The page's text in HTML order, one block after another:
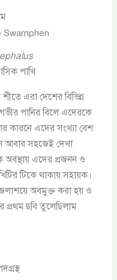
পাখি
এরা দেশের বিভিন্ন
পানির বিলে এদেরকে
কারনে এদের সংখ্যা বেশ
আবার সহজেই দেখা
অবস্থায় এদের প্রজনন ও
টিকে থাকায় সহায়ক।
জলাশয়ে অবমুক্ত করা হয় ও
প্রথম ছবি তুলেছিলাম